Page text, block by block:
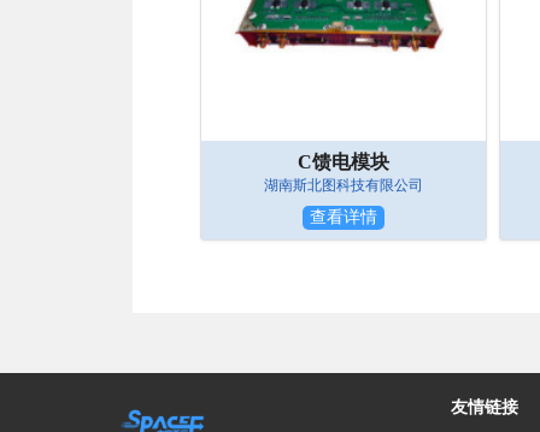
C馈电模块
湖南斯北图科技有限公司
查看详情
友情链接